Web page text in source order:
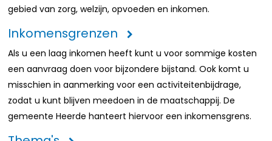
gebied van zorg, welzijn, opvoeden en inkomen.
Inkomensgrenzen
Als u een laag inkomen heeft kunt u voor sommige kosten
een aanvraag doen voor bijzondere bijstand. Ook komt u
misschien in aanmerking voor een activiteitenbijdrage,
zodat u kunt blijven meedoen in de maatschappij. De
gemeente Heerde hanteert hiervoor een inkomensgrens.